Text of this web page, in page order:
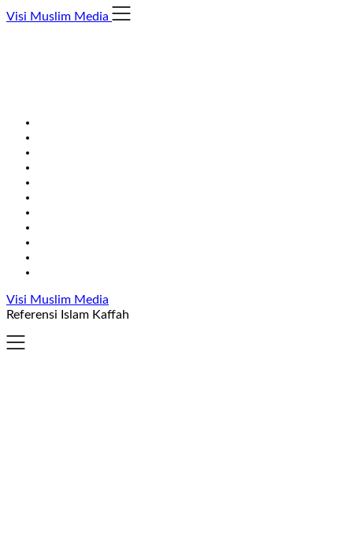
Skip
Visi Muslim Media
Visi Muslim Media
Referensi Islam Kaffah